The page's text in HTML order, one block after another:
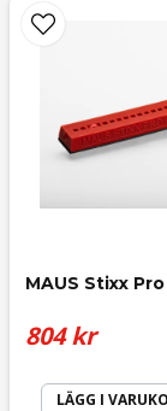
nameNamn
email
Ja, ni får
MAUS Stixx Pro
804 kr
LÄGG I